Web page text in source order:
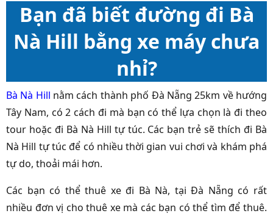
Bạn đã biết đường đi Bà
Nà Hill bằng xe máy chưa
nhỉ?
Bà Nà Hill nằm cách thành phố Đà Nẵng 25km về hướng
Tây Nam, có 2 cách đi mà bạn có thể lựa chọn là đi theo
tour hoặc đi Bà Nà Hill tự túc. Các bạn trẻ sẽ thích đi Bà
Nà Hill tự túc để có nhiều thời gian vui chơi và khám phá
tự do, thoải mái hơn.
Các bạn có thể thuê xe đi Bà Nà, tạiĐà Nẵng có rất
nhiều đơn vị cho thuê xe mà các bạn có thể tìm để thuê.